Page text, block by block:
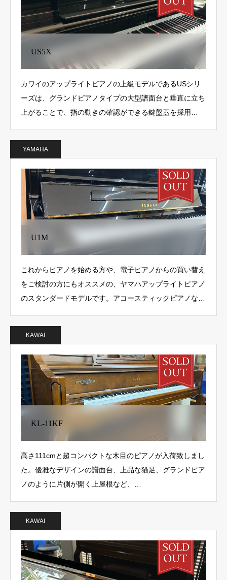
US5X
カワイのアップライトピアノの上級モデルであるUSシリ
ーズは、グランドピアノタイプの大型譜面台と垂直に立ち
上がることで、指の動きの確認ができる鍵盤蓋を採用…
YAMAHA
U1M
これからピアノを始める方や、電子ピアノからの買い替え
をご検討の方にもオススメの、ヤマハアップライトピアノ
のスタンダードモデルです。アコースティックピアノな
KAWAI
KL-11KF
高さ111cmと超コンパクトな木目のピアノが入荷致しまし
た。優雅なデザインの譜面台、上品な猫足、グランドピア
ノのように片側が開く上屋根など、…
KAWAI